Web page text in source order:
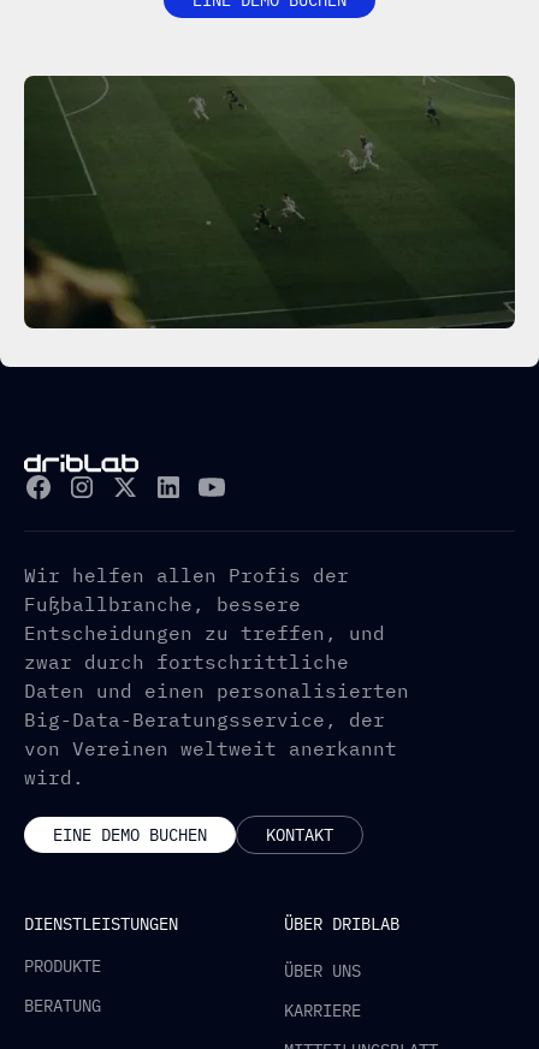
Wir helfen allen Profis der
Fußballbranche, bessere
Entscheidungen zu treffen, und
zwar durch fortschrittliche
Daten und einen personalisierten
Big-Data-Beratungsservice, der
von Vereinen weltweit anerkannt
wird.
EINE DEMO BUCHEN KONTAKT
DIENSTLEISTUNGEN
PRODUKTE
BERATUNG
ÜBER DRIBLAB
ÜBER UNS
KARRIERE